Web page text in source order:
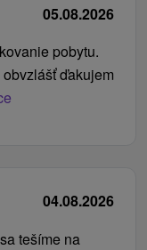
05.08.2026
pobytu.
ďakujem
04.08.2026
tešíme na